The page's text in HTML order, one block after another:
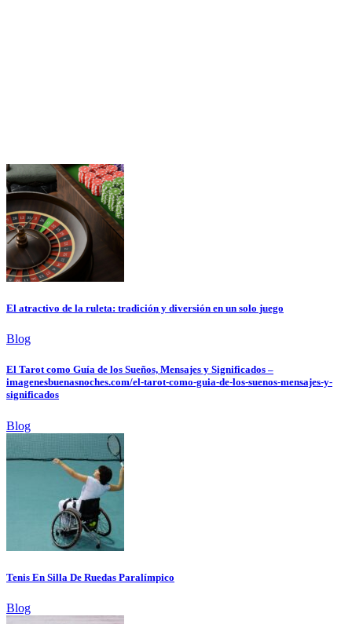
El atractivo de la ruleta: tradición y diversión en un solo juego
Blog
El Tarot como Guía de los Sueños, Mensajes y Significados –
imagenesbuenasnoches.com/el-tarot-como-guia-de-los-suenos-mensajes-y-
significados
Blog
Tenis En Silla De Ruedas Paralímpico
Blog